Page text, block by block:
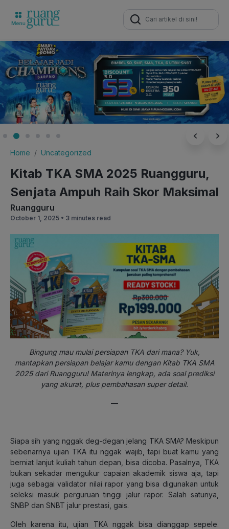
Search
for:
Home Uncategorized
Kitab TKA SMA 2025 Ruangguru,
Senjata Ampuh Raih Skor Maksimal
Ruangguru
October 1, 2025 • 3 minutes read
Bingung mau mulai persiapan TKA dari mana? Yuk,
mantapkan persiapan belajar kamu dengan Kitab TKA SMA
2025 dari Ruangguru! Materinya lengkap, ada soal prediksi
yang akurat, plus pembahasan super detail.
—
Siapa sih yang nggak deg-degan jelang TKA SMA? Meskipun
sebenarnya ujian TKA itu nggak wajib, tapi buat kamu yang
berniat lanjut kuliah tahun depan, bisa dicoba. Pasalnya, TKA
bukan sekadar mengukur capaian akademik siswa aja, tapi
juga sebagai validator nilai rapor yang bisa digunakan untuk
seleksi masuk perguruan tinggi jalur rapor. Salah satunya,
SNBP dan SNBT jalur prestasi, gais.
Oleh karena itu, ujian TKA nggak bisa dianggap sepele.